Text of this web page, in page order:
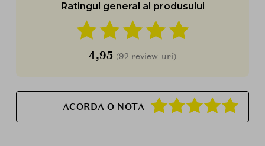
Ratingul general al produsului
4,95 (92 review-uri)
ACORDA O NOTA